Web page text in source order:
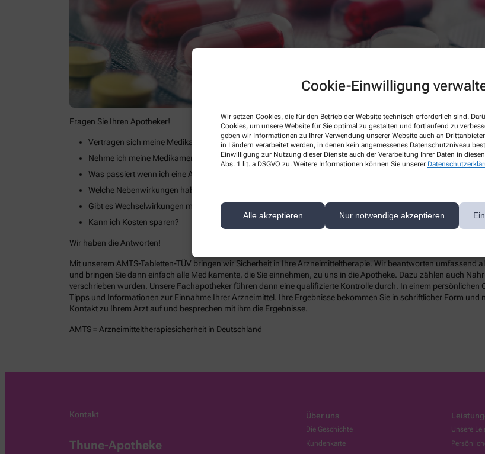
Cookie-Einwilligung
Wir setzen Cookies, die für den Betrieb der Website technisch erforderlich sind.
Cookies, um unsere Website für Sie optimal zu gestalten und fortlaufend zu
geben wir Informationen zu Ihrer Verwendung unserer Website auch an
in Ländern verarbeitet werden, in denen kein angemessenes Datenschutzniveau
Einwilligung zur Nutzung dieser Dienste auch der Verarbeitung Ihrer Daten in
Abs. 1 lit. a DSGVO zu. Weitere Informationen können Sie unserer
Alle akzeptieren Nur notwendige akzeptieren
Fragen Sie Ihren Apotheker!
Vertragen sich meine Medikamente miteinander?
Nehme ich meine Medikamente richtig ein?
Was passiert wenn ich eine Arzneimitteleinnahme vergesse oder gar doppelt einnehme?
Welche Nebenwirkungen haben meine Arzneimittel?
Gibt es Wechselwirkungen mit Medikamenten, die ich nur hin und wieder nehme, oder mit Lebensmitteln?
Kann ich Kosten sparen?
Wir haben die Antworten!
Mit unserem AMTS-Tabletten-TÜV bringen wir Sicherheit in Ihre Arzneimitteltherapie. Wir beantworten umfassend
und bringen Sie dann einfach alle Medikamente, die Sie einnehmen, zu uns in die Apotheke. Dazu zählen auch
verschrieben wurden. Unsere Fachapotheker führen dann eine qualifizierte Kontrolle durch. In einem persönlichen
Tipps und Informationen zur Einnahme Ihrer Arzneimittel. Ihre Ergebnisse bekommen Sie in schriftlicher Form
Kontakt zu Ihrem Arzt auf und besprechen mit ihm die Ergebnisse.
AMTS = Arzneimitteltherapiesicherheit in Deutschland
Kontakt
Thune-Apotheke
Über uns
Die Geschichte
Kundenkarte
Unsere